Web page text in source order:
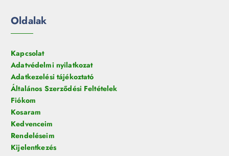
Oldalak
Kapcsolat
Adatvédelmi nyilatkozat
Adatkezelési tájékoztató
Általános Szerződési Feltételek
Fiókom
Kosaram
Kedvenceim
Rendeléseim
Kijelentkezés